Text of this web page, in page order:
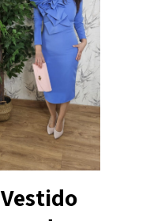
Vestido